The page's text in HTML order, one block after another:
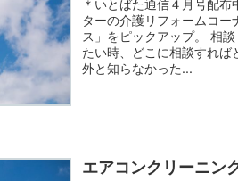
＊いとばた通信４月号配
ターの介護リフォームコ
ス」をピックアップ。 相
たい時、どこに相談すれ
外と知らなかった...
エアコンクリーニン